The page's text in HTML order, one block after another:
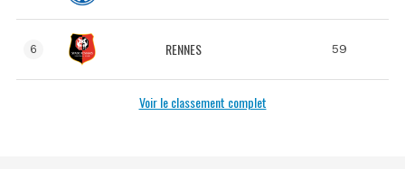
6 RENNES 59
Voir le classement complet